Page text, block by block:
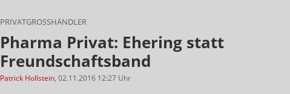
PRIVATGROSSHÄNDLER
Pharma Privat: Ehering statt
Freundschaftsband
Patrick Hollstein, 02.11.2016 12:27 Uhr